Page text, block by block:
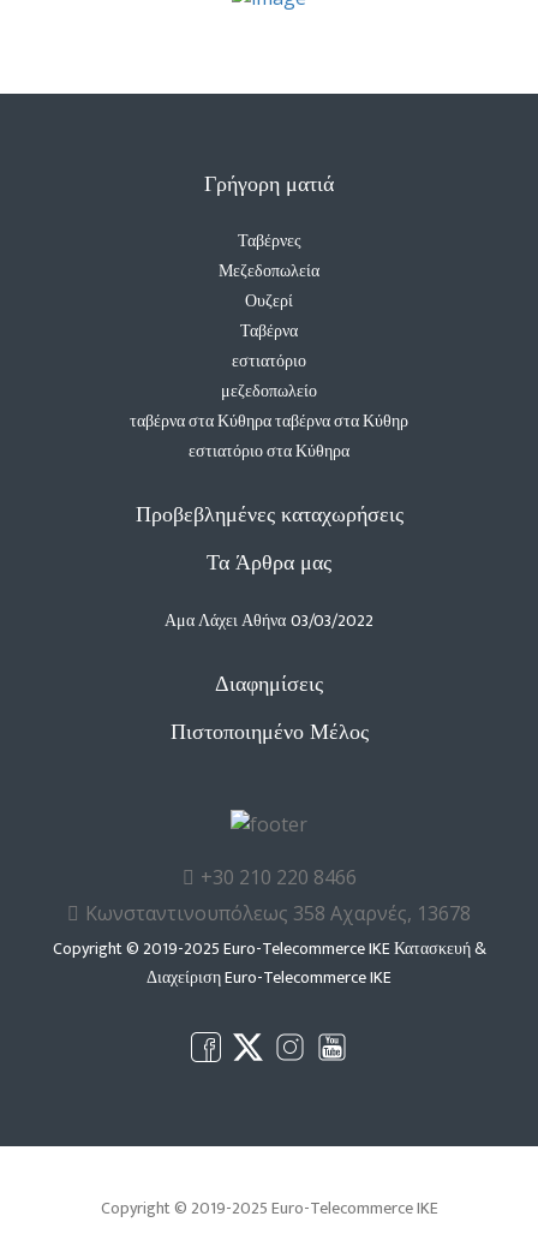
Γρήγορη ματιά
Ταβέρνες
Μεζεδοπωλεία
Ουζερί
Ταβέρνα
εστιατόριο
μεζεδοπωλείο
ταβέρνα στα Κύθηρα ταβέρνα στα Κύθηρ
εστιατόριο στα Κύθηρα
Προβεβλημένες καταχωρήσεις
Τα Άρθρα μας
Αμα Λάχει Αθήνα03/03/2022
Διαφημίσεις
Πιστοποιημένο Μέλος
+30 210 220 8466
Κωνσταντινουπόλεως 358 Αχαρνές, 13678
Copyright © 2019-2025 Euro-Telecommerce IKE Κατασκευή &
ΔιαχείρισηEuro-Telecommerce IKE
Copyright © 2019-2025 Euro-Telecommerce IKE